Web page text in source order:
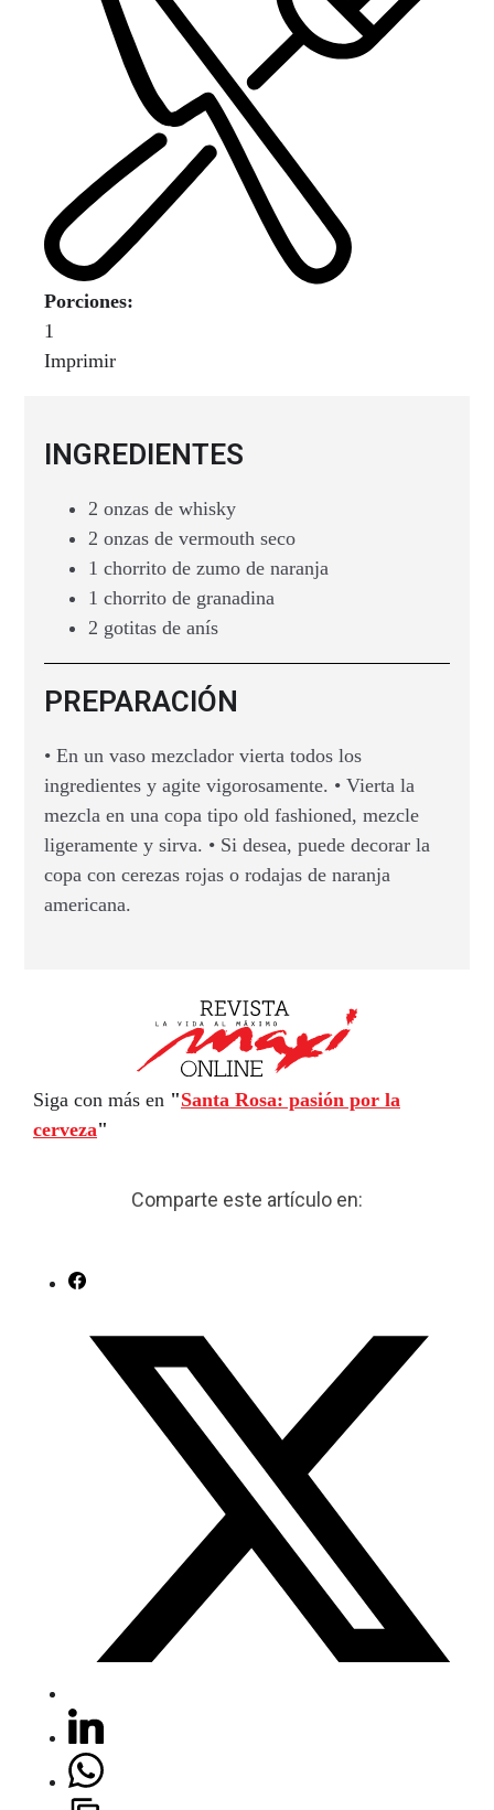
Porciones:
1
Imprimir
INGREDIENTES
2 onzas de whisky
2 onzas de vermouth seco
1 chorrito de zumo de naranja
1 chorrito de granadina
2 gotitas de anís
PREPARACIÓN
• En un vaso mezclador vierta todos los
ingredientes y agite vigorosamente. • Vierta la
mezcla en una copa tipo old fashioned, mezcle
ligeramente y sirva. • Si desea, puede decorar la
copa con cerezas rojas o rodajas de naranja
americana.
Siga con más en "Santa Rosa: pasión por la
cerveza"
Comparte este artículo en: